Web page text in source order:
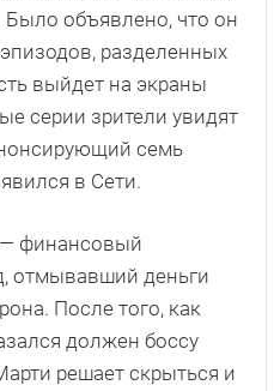
объявлено, что он
разделенных
выйдет на экраны
серии зрители увидят
семь
в Сети.
— финансовый
отмывавший деньги
После того, как
должен боссу
решает скрыться и